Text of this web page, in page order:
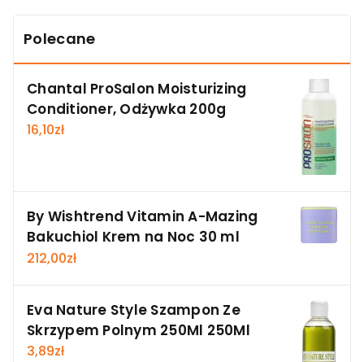
Polecane
Chantal ProSalon Moisturizing
Conditioner, Odżywka 200g
16,10zł
By Wishtrend Vitamin A-Mazing
Bakuchiol Krem na Noc 30 ml
212,00zł
Eva Nature Style Szampon Ze
Skrzypem Polnym 250Ml 250Ml
3,89zł